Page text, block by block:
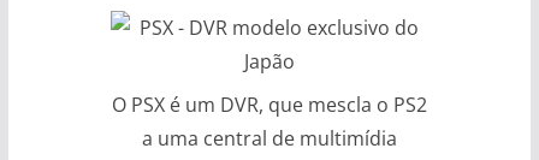
O PSX é um DVR, que mescla o PS2
a uma central de multimídia